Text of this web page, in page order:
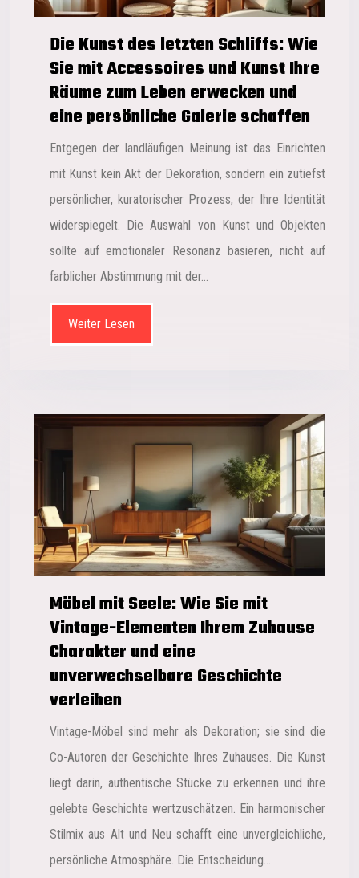
Die Kunst des letzten Schliffs: Wie
Sie mit Accessoires und Kunst Ihre
Räume zum Leben erwecken und
eine persönliche Galerie schaffen
Entgegen der landläufigen Meinung ist das Einrichten
mit Kunst kein Akt der Dekoration, sondern ein zutiefst
persönlicher, kuratorischer Prozess, der Ihre Identität
widerspiegelt. Die Auswahl von Kunst und Objekten
sollte auf emotionaler Resonanz basieren, nicht auf
farblicher Abstimmung mit der…
Weiter Lesen
Möbel mit Seele: Wie Sie mit
Vintage-Elementen Ihrem Zuhause
Charakter und eine
unverwechselbare Geschichte
verleihen
Vintage-Möbel sind mehr als Dekoration; sie sind die
Co-Autoren der Geschichte Ihres Zuhauses. Die Kunst
liegt darin, authentische Stücke zu erkennen und ihre
gelebte Geschichte wertzuschätzen. Ein harmonischer
Stilmix aus Alt und Neu schafft eine unvergleichliche,
persönliche Atmosphäre. Die Entscheidung…